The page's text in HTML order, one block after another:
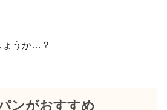
ょうか…？
ンがおすすめ